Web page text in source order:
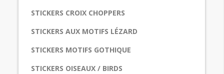
STICKERS CROIX CHOPPERS
STICKERS AUX MOTIFS LÉZARD
STICKERS MOTIFS GOTHIQUE
STICKERS OISEAUX / BIRDS